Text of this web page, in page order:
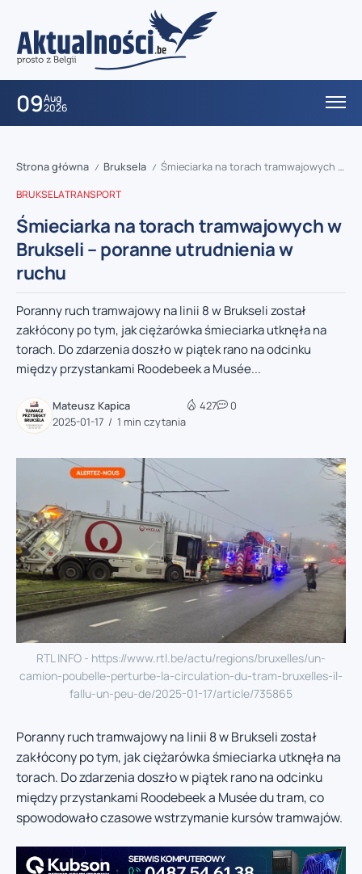
09Aug
2026
Strona główna / Bruksela / Śmieciarka na torach tramwajowych w Brukseli – poranne utrudnienia w ruchu
BRUKSELATRANSPORT
Śmieciarka na torach tramwajowych w
Brukseli – poranne utrudnienia w
ruchu
Poranny ruch tramwajowy na linii 8 w Brukseli został
zakłócony po tym, jak ciężarówka śmieciarka utknęła na
torach. Do zdarzenia doszło w piątek rano na odcinku
między przystankami Roodebeek a Musée...
Mateusz Kapica
2025-01-17
1 min czytania
427 0
RTL INFO - https://www.rtl.be/actu/regions/bruxelles/un-
camion-poubelle-perturbe-la-circulation-du-tram-bruxelles-il-
fallu-un-peu-de/2025-01-17/article/735865
Poranny ruch tramwajowy na linii 8 w Brukseli został
zakłócony po tym, jak ciężarówka śmieciarka utknęła na
torach. Do zdarzenia doszło w piątek rano na odcinku
między przystankami Roodebeek a Musée du tram, co
spowodowało czasowe wstrzymanie kursów tramwajów.